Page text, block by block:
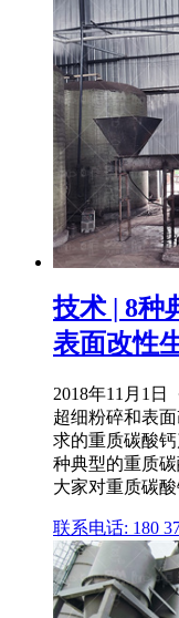
技术 | 8种
表面改性
2018年11月1
超细粉碎和表
求的重质碳酸
种典型的重质
大家对重质碳
联系电话: 180